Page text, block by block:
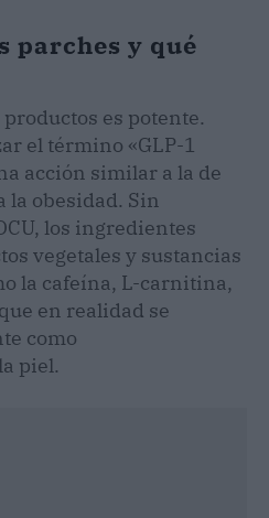
parches y qué
es potente.
el término «GLP-1
acción similar a la de
la obesidad. Sin
los ingredientes
vegetales y sustancias
la cafeína, L-carnitina,
en realidad se
como
piel.